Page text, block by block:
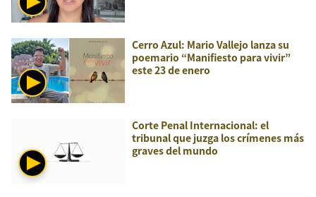
Cerro Azul: Mario Vallejo lanza su
poemario “Manifiesto para vivir”
este 23 de enero
Corte Penal Internacional: el
tribunal que juzga los crímenes más
graves del mundo